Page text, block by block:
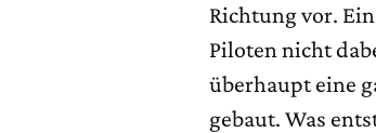
Richtung vor.
Piloten nicht
überhaupt eine
gebaut. Was